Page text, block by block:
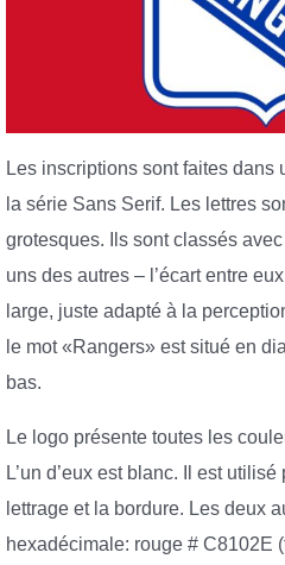
Les inscriptions sont faites dans
la série Sans Serif. Les lettres
grotesques. Ils sont classés
uns des autres – l’écart entre
large, juste adapté à la
le mot «Rangers» est situé en
bas.
Le logo présente toutes les
L’un d’eux est blanc. Il est
lettrage et la bordure. Les deux
hexadécimale: rouge # C8102E